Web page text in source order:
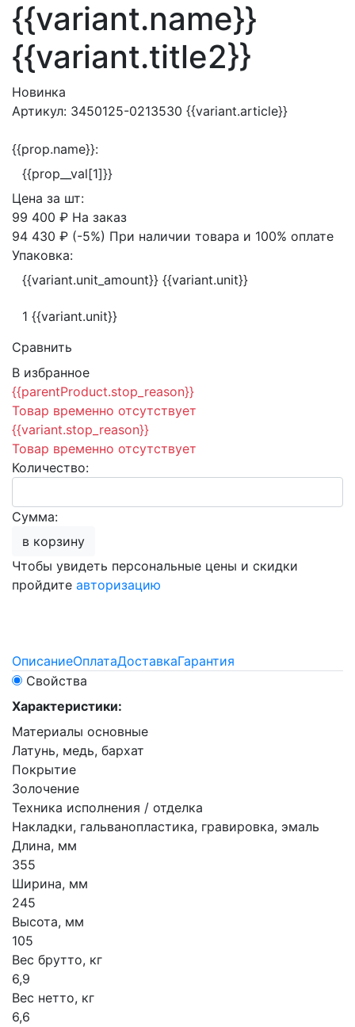
{{variant.name}}
{{variant.title2}}
Новинка
Артикул: 3450125-0213530 {{variant.article}}
{{prop.name}}:
{{prop__val[1]}}
Цена за шт:
99 400 ₽ На заказ
94 430 ₽ (-5%) При наличии товара и 100% оплате
Упаковка:
{{variant.unit_amount}} {{variant.unit}}
1 {{variant.unit}}
Сравнить
В избранное
{{parentProduct.stop_reason}}
Товар временно отсутствует
{{variant.stop_reason}}
Товар временно отсутствует
Количество:
Сумма:
в корзину
Чтобы увидеть персональные цены и скидки
пройдите авторизацию
ОписаниеОплатаДоставкаГарантия
Свойства
Характеристики:
Материалы основные
Латунь, медь, бархат
Покрытие
Золочение
Техника исполнения / отделка
Накладки, гальванопластика, гравировка, эмаль
Длина, мм
355
Ширина, мм
245
Высота, мм
105
Вес брутто, кг
6,9
Вес нетто, кг
6,6